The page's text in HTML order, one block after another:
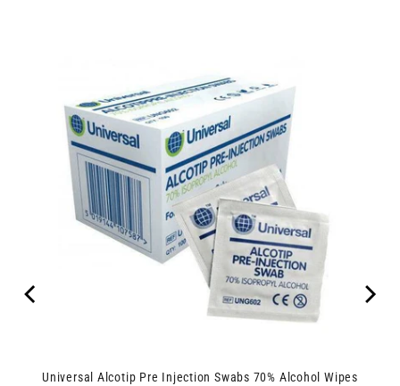
Universal Alcotip Pre Injection Swabs 70% Alcohol Wipes